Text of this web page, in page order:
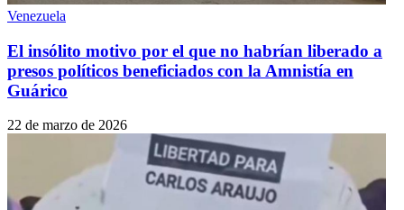
Venezuela
El insólito motivo por el que no habrían liberado a
presos políticos beneficiados con la Amnistía en
Guárico
22 de marzo de 2026